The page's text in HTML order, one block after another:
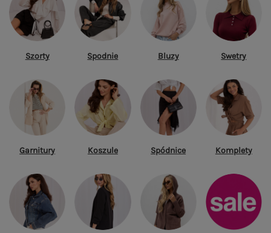
Szorty Spodnie Bluzy Swetry
Garnitury Koszule Spódnice Komplety